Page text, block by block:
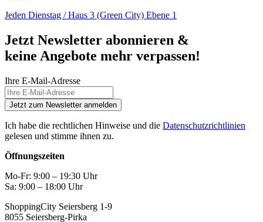
Jeden Dienstag / Haus 3 (Green City) Ebene 1
Jetzt Newsletter abonnieren &
keine Angebote mehr verpassen!
Ihre E-Mail-Adresse
Jetzt zum Newsletter anmelden
Ich habe die rechtlichen Hinweise und die Datenschutzrichtlinien
gelesen und stimme ihnen zu.
Öffnungszeiten
Mo-Fr: 9:00 – 19:30 Uhr
Sa: 9:00 – 18:00 Uhr
ShoppingCity Seiersberg 1-9
8055 Seiersberg-Pirka